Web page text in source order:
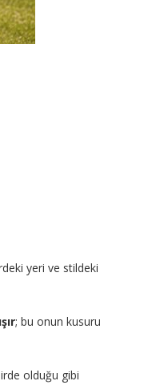
yeri ve stildeki
; bu onun kusuru
olduğu gibi